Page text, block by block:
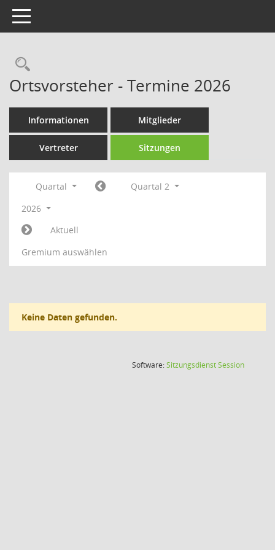
Toggle navigation
Rechercheauswahl
Ortsvorsteher - Termine 2026
Informationen Mitglieder
Vertreter Sitzungen
Quartal
Quartal 2
2026
Aktuell
Gremium auswählen
Keine Daten gefunden.
Software:SitzungsdienstSession(Wird in